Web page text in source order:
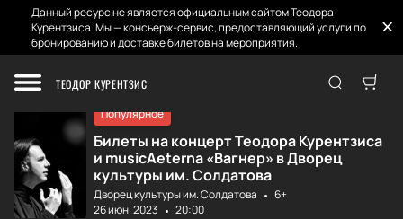
Данный ресурс не является официальным сайтом Теодора
Курентзиса. Мы — консьерж-сервис, предоставляющий услуги по
бронированию и доставке билетов на мероприятия.
ТЕОДОР КУРЕНТЗИС
Главная Афиша и Билеты
Популярное
Билеты на концерт Теодора Курентзиса
и musicAeterna «Вагнер» в Дворец
культуры им. Солдатова
Дворец культуры им. Солдатова
6+
26 июн. 2023
20:00